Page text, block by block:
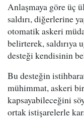
Anlaşmaya göre üç
saldırı, diğerlerine
otomatik askeri
belirterek, saldırıya
desteği kendisinin
Bu desteğin
mühimmat, askeri
kapsayabileceğini
ortak istişarelerle